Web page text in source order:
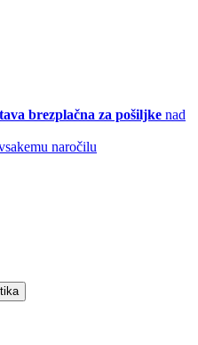
brezplačna za pošiljke nad
naročilu